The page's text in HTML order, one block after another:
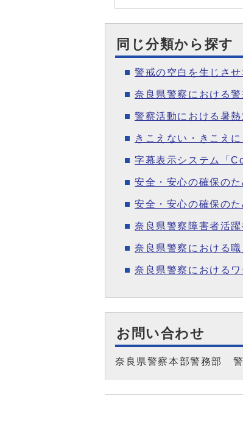
同じ分類から探す
警戒の空白を生じさ
奈良県警察における
警察活動における暑
きこえない・きこえ
字幕表示システム「
安全・安心の確保の
安全・安心の確保の
奈良県警察障害者活
奈良県警察における
奈良県警察における
お問い合わせ
奈良県警察本部警務部